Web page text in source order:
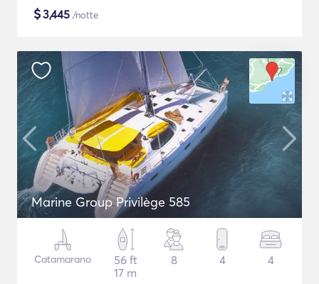
$3,445 /notte
Marine Group Privilège 585
Catamarano
56 ft
17 m
8 4 4